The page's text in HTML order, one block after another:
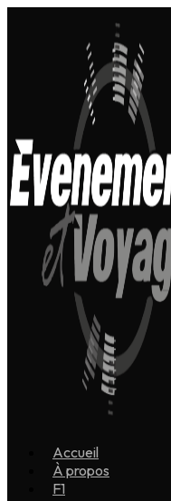
Accueil
À propos
F1